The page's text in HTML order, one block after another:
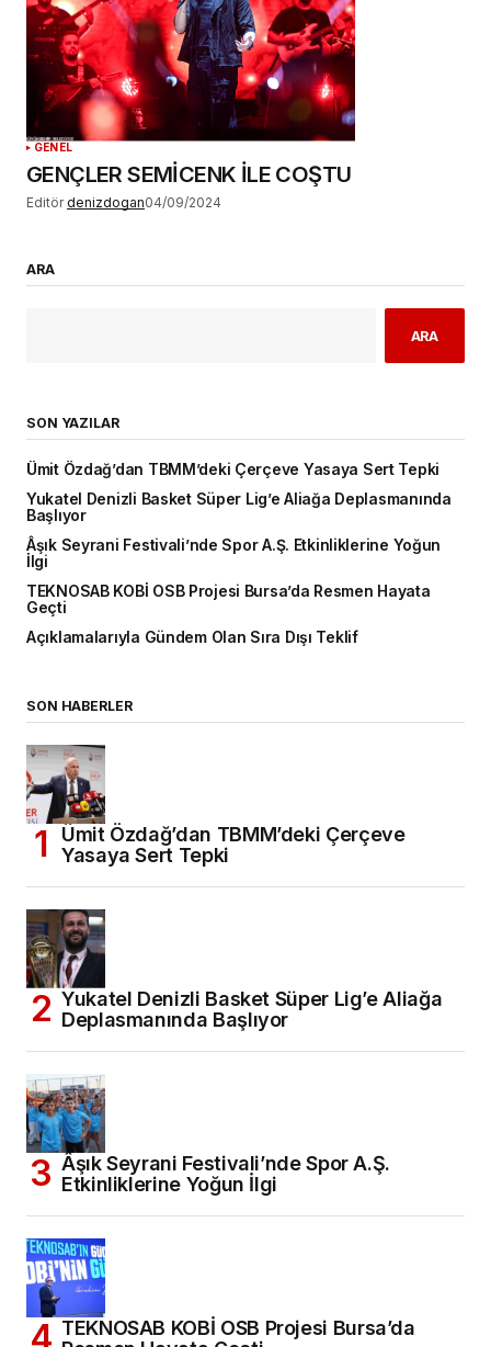
GENEL
GENÇLER SEMİCENK İLE COŞTU
Editör denizdogan04/09/2024
ARA
ARA
SON YAZILAR
Ümit Özdağ’dan TBMM’deki Çerçeve Yasaya Sert Tepki
Yukatel Denizli Basket Süper Lig’e Aliağa Deplasmanında
Başlıyor
Âşık Seyrani Festivali’nde Spor A.Ş. Etkinliklerine Yoğun
İlgi
TEKNOSAB KOBİ OSB Projesi Bursa’da Resmen Hayata
Geçti
Açıklamalarıyla Gündem Olan Sıra Dışı Teklif
SON HABERLER
Ümit Özdağ’dan TBMM’deki Çerçeve
Yasaya Sert Tepki
Yukatel Denizli Basket Süper Lig’e Aliağa
Deplasmanında Başlıyor
Âşık Seyrani Festivali’nde Spor A.Ş.
Etkinliklerine Yoğun İlgi
TEKNOSAB KOBİ OSB Projesi Bursa’da